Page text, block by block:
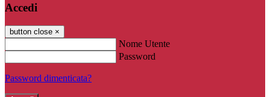
Accedi
button close ×
Nome Utente
Password
Password dimenticata?